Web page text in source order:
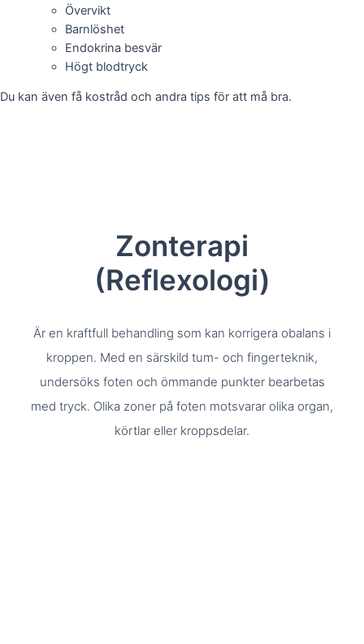
Övervikt
Barnlöshet
Endokrina besvär
Högt blodtryck
Du kan även få kostråd och andra tips för att må bra.
Zonterapi
(Reflexologi)
Är en kraftfull behandling som kan korrigera obalans i
kroppen. Med en särskild tum- och fingerteknik,
undersöks foten och ömmande punkter bearbetas
med tryck. Olika zoner på foten motsvarar olika organ,
körtlar eller kroppsdelar.